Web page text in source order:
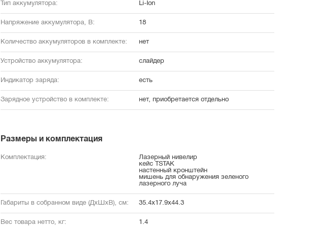
Тип аккумулятора: Li-Ion
Напряжение аккумулятора, В: 18
Количество аккумуляторов в комплекте: нет
Устройство аккумулятора: слайдер
Индикатор заряда: есть
Зарядное устройство в комплекте: нет, приобретается отдельно
Размеры и комплектация
Комплектация:
Лазерный нивелир
кейс TSTAK
настенный кронштейн
мишень для обнаружения зеленого
лазерного луча
Габариты в собранном виде (ДxШxВ), см: 35.4x17.9x44.3
Вес товара нетто, кг: 1.4